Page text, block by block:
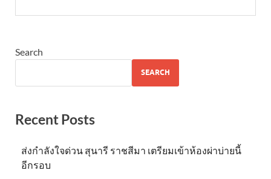
Search
SEARCH
Recent Posts
ส่งกำลังใจด่วน สุนารี ราชสีมา เตรียมเข้าห้องผ่าบ่ายนี้
อีกรอบ